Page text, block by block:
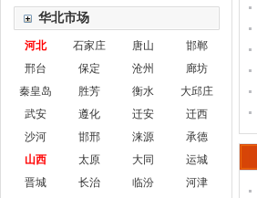
华北市场
河北 石家庄 唐山
邯郸
邢台
保定 沧州
廊坊
秦皇岛
胜芳 衡水
大邱庄
武安
遵化 迁安
迁西
沙河
邯邢 涞源
承德
山西
太原 大同
运城
晋城
长治 临汾
河津